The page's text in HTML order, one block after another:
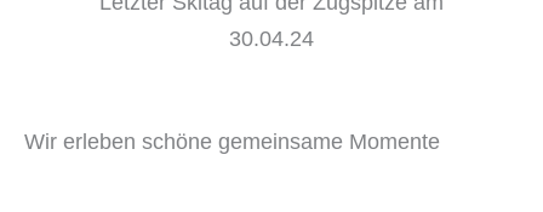
30.04.24
Wir erleben schöne gemeinsame Momente